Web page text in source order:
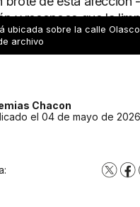
y reconoce que la
ubicada sobre la calle
archivo
Chacon
el 04 de mayo de 2026
X